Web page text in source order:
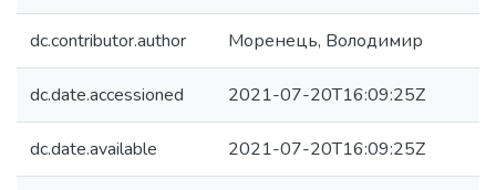
dc.contributor.author Моренець, Володимир
dc.date.accessioned 2021-07-20T16:09:25Z
dc.date.available 2021-07-20T16:09:25Z